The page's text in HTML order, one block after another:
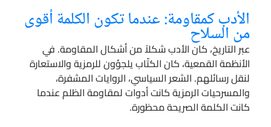
الأدب كمقاومة: عندما تكون الكلمة أقوى
من السلاح
عبر التاريخ، كان الأدب شكلاً من أشكال المقاومة. في
الأنظمة القمعية، كان الكتّاب يلجؤون للرمزية والاستعارة
لنقل رسائلهم. الشعر السياسي، الروايات المشفرة،
والمسرحيات الرمزية كانت أدوات لمقاومة الظلم عندما
كانت الكلمة الصريحة محظورة.